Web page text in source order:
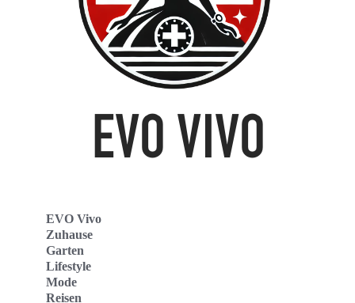
EVO Vivo
Zuhause
Garten
Lifestyle
Mode
Reisen